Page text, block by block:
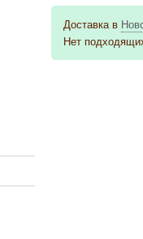
Доставка в
Нет